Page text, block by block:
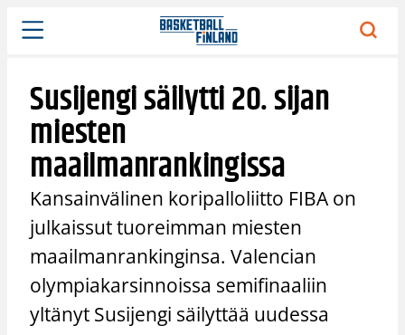
Siirry
sisältöön
Susijengi säilytti 20. sijan
miesten
maailmanrankingissa
Kansainvälinen koripalloliitto FIBA on
julkaissut tuoreimman miesten
maailmanrankinginsa. Valencian
olympiakarsinnoissa semifinaaliin
yltänyt Susijengi säilyttää uudessa